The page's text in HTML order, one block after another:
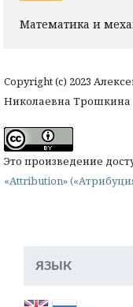
Математика и
Copyright (c) 2023
Николаевна Трошкина
Это произведение
«Attribution»
ЯЗЫК